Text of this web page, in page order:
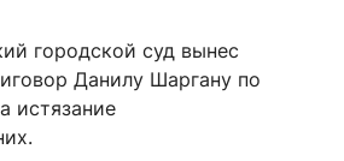
городской суд вынес
Данилу Шаргану по
истязание